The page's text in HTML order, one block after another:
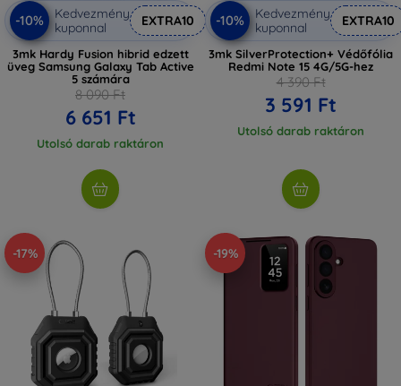
-10%
Kedvezmény
kuponnal
EXTRA10
3mk Hardy Fusion hibrid edzett
üveg Samsung Galaxy Tab Active
5 számára
8 090 Ft
6 651 Ft
Utolsó darab raktáron
-10%
Kedvezmény
kuponnal
EXTRA10
3mk SilverProtection+ Védőfólia
Redmi Note 15 4G/5G-hez
4 390 Ft
3 591 Ft
Utolsó darab raktáron
-17% -19%